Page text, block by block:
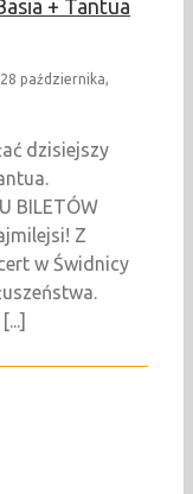
+ Tantua
28 października,
dzisiejszy
BILETÓW
Z
w Świdnicy